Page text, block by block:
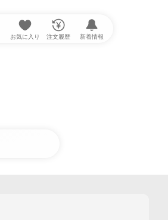
お気に入り 注文履歴 新着情報